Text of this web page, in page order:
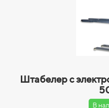
Штабелер с
В